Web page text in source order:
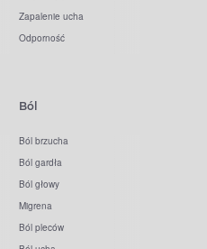
Zapalenie ucha
Odporność
Ból
Ból brzucha
Ból gardła
Ból głowy
Migrena
Ból pleców